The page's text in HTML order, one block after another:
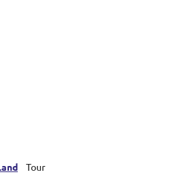
Tour